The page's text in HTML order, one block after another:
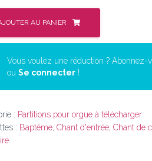
AU PANIER
Vous voulez une réduction ? Abonnez-
ou Se connecter !
: Partitions pour orgue à télécharger
: Baptême Chant d'entrée Chant de